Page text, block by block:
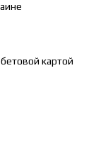
картой